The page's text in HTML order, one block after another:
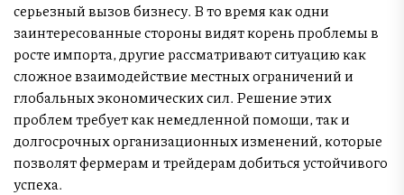
серьезный вызов бизнесу. В то время как одни
заинтересованные стороны видят корень проблемы в
росте импорта, другие рассматривают ситуацию как
сложное взаимодействие местных ограничений и
глобальных экономических сил. Решение этих
проблем требует как немедленной помощи, так и
долгосрочных организационных изменений, которые
позволят фермерам и трейдерам добиться устойчивого
успеха.